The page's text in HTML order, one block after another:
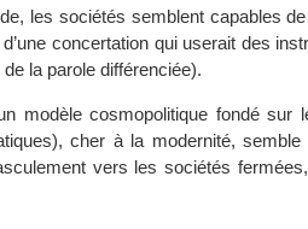
les sociétés semblent capables
concertation qui userait des
la parole différenciée).
modèle cosmopolitique fondé sur
cher à la modernité, semble
vers les sociétés